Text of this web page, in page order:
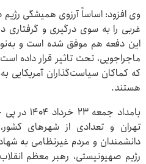
وی افزود: اساساً آرزوی همیشگی
غربی را به سوی درگیری و گرفتاری
این دفعه هم موفق شده است و
ماجراجویی، تحت تاثیر قرار داده
که کماکان سیاست‌گذاران آمریکایی
هستند.
بامداد
تهران و تعدادی از شهرهای
دانشمندان و مردم غیرنظامی به
رژیم صهیونیستی، رهبر معظم